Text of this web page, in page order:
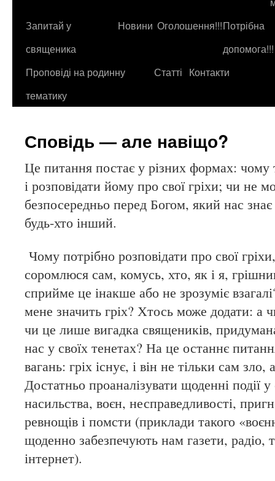
контенту
Запитай у
священика
Новини Оголошення!!!Потрібна
допомога!!!
Проповіді на родинну
тематику
Статті Контакти
Сповідь — але навіщо?
Це питання постає у різних формах:
і розповідати йому про свої гріхи; чи не
безпосередньо перед Богом, який нас
будь-хто інший.
Чому потрібно розповідати про свої
соромлюся сам, комусь, хто, як і я,
сприйме це інакше або не зрозуміє
мене значить гріх? Хтось може додати: а
чи це лише вигадка священиків,
нас у своїх тенетах? На це останнє
вагань: гріх існує, і він не тільки сам
Достатньо проаналізувати щоденні події у
насильства, воєн, несправедливості,
ревнощів і помсти (приклади такого
щоденно забезпечують нам газети, радіо,
інтернет).